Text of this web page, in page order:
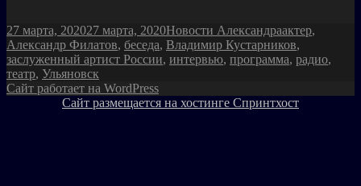
Опубликовано
27 марта, 202027 марта, 2020Рубрики
Новости АлександраМетки
актер,
Александр Филатов, беседа, Владимир Кустарников,
заслуженный артист России, интервью, программа, радио,
театр, Ульяновск
Сайт работает на WordPress
Сайт размещается на хостинге Спринтхост